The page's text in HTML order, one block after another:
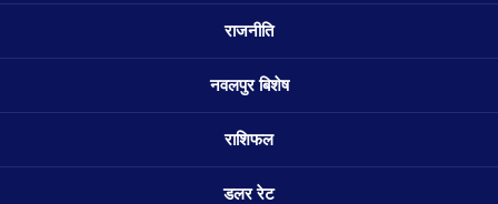
राजनीति
नवलपुर बिशेष
राशिफल
डलर रेट